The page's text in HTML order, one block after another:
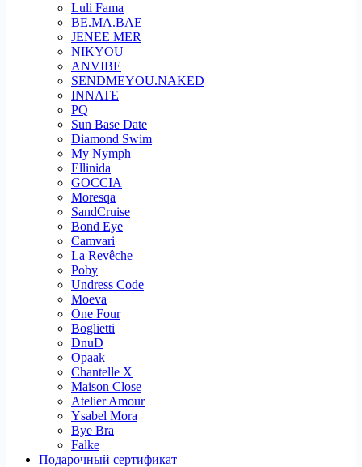
Luli Fama
BE.MA.BAE
JENEE MER
NIKYOU
ANVIBE
SENDMEYOU.NAKED
INNATE
PQ
Sun Base Date
Diamond Swim
My Nymph
Ellinida
GOCCIA
Moresqa
SandCruise
Bond Eye
Camvari
La Revêche
Poby
Undress Code
Moeva
One Four
Boglietti
DnuD
Opaak
Chantelle X
Maison Close
Atelier Amour
Ysabel Mora
Bye Bra
Falke
Подарочный сертификат